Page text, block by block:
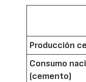
Producción
Consumo
(cemento)